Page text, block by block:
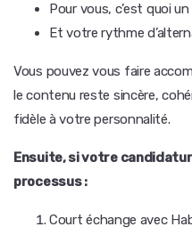
Pour vous, c’est quoi
Et votre rythme
Vous pouvez vous faire
le contenu reste sincère,
fidèle à votre personnalité.
Ensuite, si votre
processus :
Court échange avec